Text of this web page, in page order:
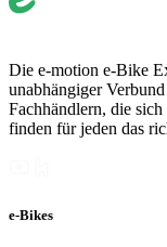
Die e-motion e-Bike
unabhängiger
Fachhändlern, die
finden für jeden das
e-Bikes